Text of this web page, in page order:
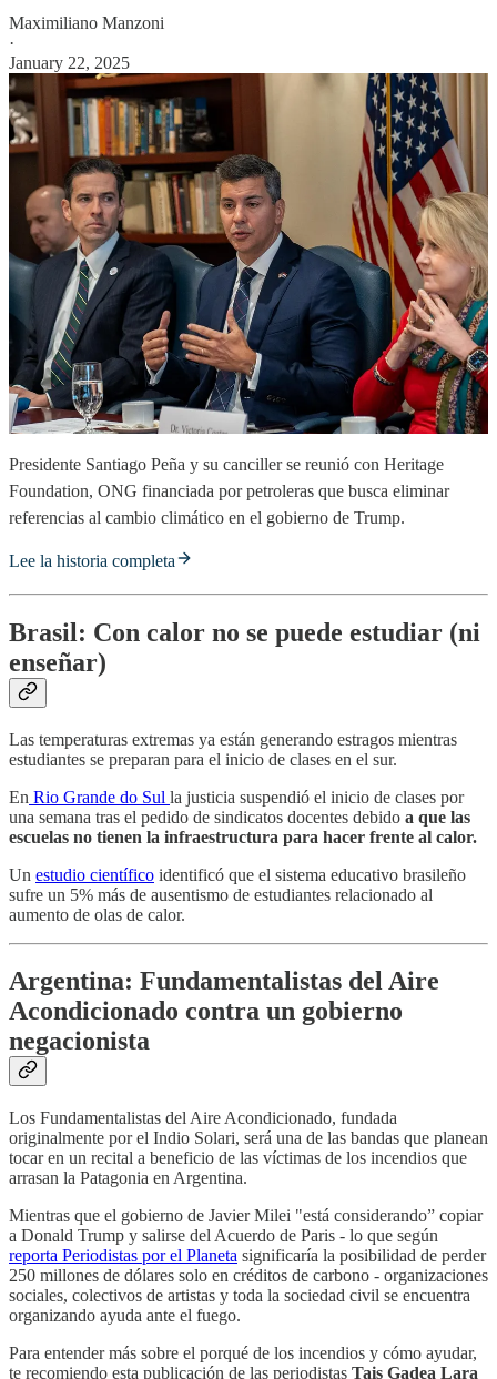
Maximiliano Manzoni
·
January 22, 2025
Presidente Santiago Peña y su canciller se reunió con Heritage
Foundation, ONG financiada por petroleras que busca eliminar
referencias al cambio climático en el gobierno de Trump.
Lee la historia completa
Brasil: Con calor no se puede estudiar (ni
enseñar)
Las temperaturas extremas ya están generando estragos mientras
estudiantes se preparan para el inicio de clases en el sur.
En Rio Grande do Sul la justicia suspendió el inicio de clases por
una semana tras el pedido de sindicatos docentes debido a que las
escuelas no tienen la infraestructura para hacer frente al calor.
Un estudio científico identificó que el sistema educativo brasileño
sufre un 5% más de ausentismo de estudiantes relacionado al
aumento de olas de calor.
Argentina: Fundamentalistas del Aire
Acondicionado contra un gobierno
negacionista
Los Fundamentalistas del Aire Acondicionado, fundada
originalmente por el Indio Solari, será una de las bandas que planean
tocar en un recital a beneficio de las víctimas de los incendios que
arrasan la Patagonia en Argentina.
Mientras que el gobierno de Javier Milei "está considerando” copiar
a Donald Trump y salirse del Acuerdo de Paris - lo que según
reporta Periodistas por el Planeta significaría la posibilidad de perder
250 millones de dólares solo en créditos de carbono - organizaciones
sociales, colectivos de artistas y toda la sociedad civil se encuentra
organizando ayuda ante el fuego.
Para entender más sobre el porqué de los incendios y cómo ayudar,
te recomiendo esta publicación de las periodistas Tais Gadea Lara